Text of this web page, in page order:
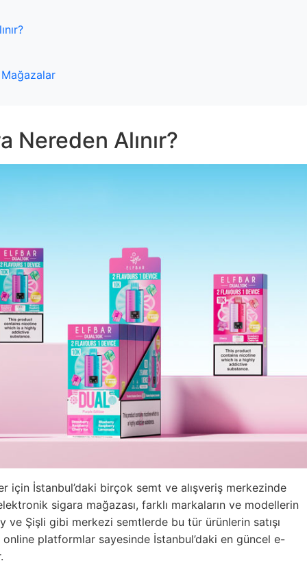
Nereden Alınır?
için İstanbul’daki birçok semt ve alışveriş merkezinde
sigara mağazası, farklı markaların ve modellerin
ve Şişli gibi merkezi semtlerde bu tür ürünlerin satışı
platformlar sayesinde İstanbul’daki en güncel e-